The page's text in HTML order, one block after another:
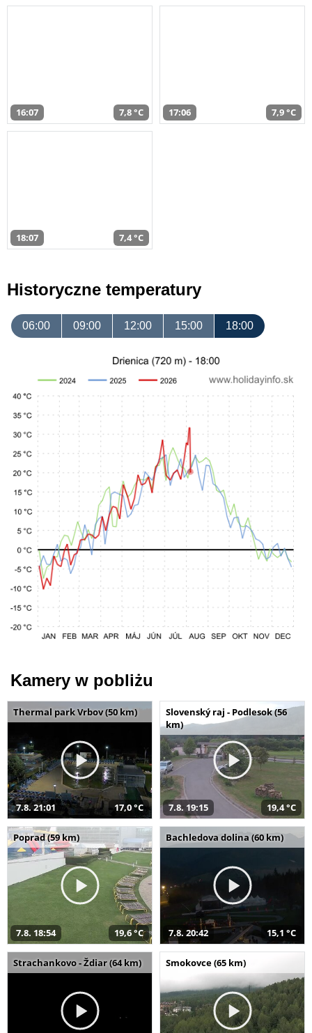
16:07 7,8 °C 17:06 7,9 °C
18:07 7,4 °C
Historyczne temperatury
06:00 09:00 12:00 15:00 18:00
Kamery w pobliżu
Thermal park Vrbov (50 km)
7.8. 21:01 17,0 °C
Slovenský raj - Podlesok (56
km)
7.8. 19:15 19,4 °C
Poprad (59 km)
7.8. 18:54 19,6 °C
Bachledova dolina (60 km)
7.8. 20:42 15,1 °C
Strachankovo - Ždiar (64 km) Smokovce (65 km)